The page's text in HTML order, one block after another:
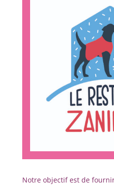
Notre objectif est de